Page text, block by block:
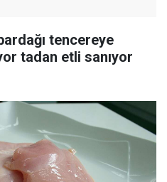
tencereye
tadan etli sanıyor